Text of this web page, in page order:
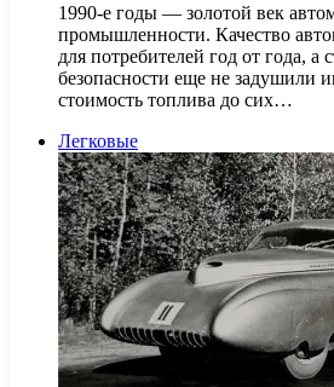
1990-е годы — золотой век
промышленности. Качество
для потребителей год от года, а
безопасности еще не задушили
стоимость топлива до сих…
Легковые